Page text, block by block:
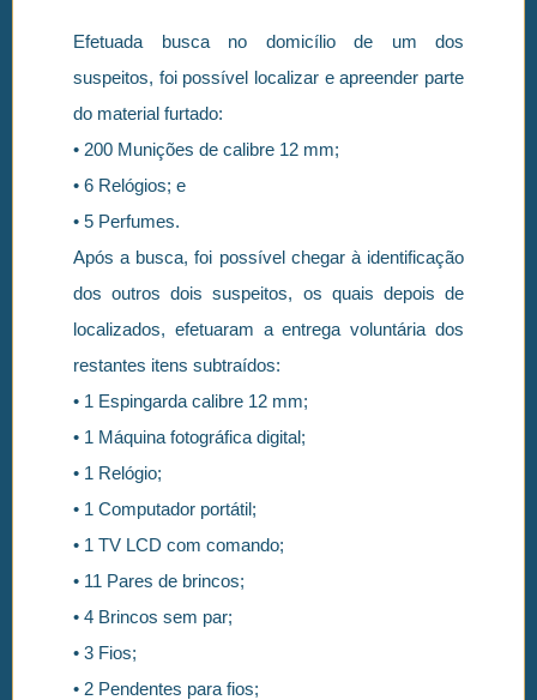
Efetuada busca no domicílio de um dos
suspeitos, foi possível localizar e apreender parte
do material furtado:
• 200 Munições de calibre 12 mm;
• 6 Relógios; e
• 5 Perfumes.
Após a busca, foi possível chegar à identificação
dos outros dois suspeitos, os quais depois de
localizados, efetuaram a entrega voluntária dos
restantes itens subtraídos:
• 1 Espingarda calibre 12 mm;
• 1 Máquina fotográfica digital;
• 1 Relógio;
• 1 Computador portátil;
• 1 TV LCD com comando;
• 11 Pares de brincos;
• 4 Brincos sem par;
• 3 Fios;
• 2 Pendentes para fios;